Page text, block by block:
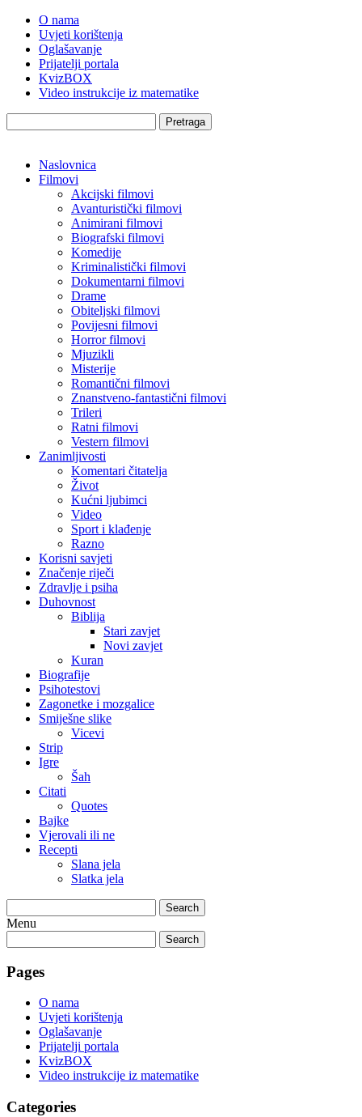
O nama
Uvjeti korištenja
Oglašavanje
Prijatelji portala
KvizBOX
Video instrukcije iz matematike
Pretraga
Naslovnica
Filmovi
Akcijski filmovi
Avanturistički filmovi
Animirani filmovi
Biografski filmovi
Komedije
Kriminalistički filmovi
Dokumentarni filmovi
Drame
Obiteljski filmovi
Povijesni filmovi
Horror filmovi
Mjuzikli
Misterije
Romantični filmovi
Znanstveno-fantastični filmovi
Trileri
Ratni filmovi
Vestern filmovi
Zanimljivosti
Komentari čitatelja
Život
Kućni ljubimci
Video
Sport i klađenje
Razno
Korisni savjeti
Značenje riječi
Zdravlje i psiha
Duhovnost
Biblija
Stari zavjet
Novi zavjet
Kuran
Biografije
Psihotestovi
Zagonetke i mozgalice
Smiješne slike
Vicevi
Strip
Igre
Šah
Citati
Quotes
Bajke
Vjerovali ili ne
Recepti
Slana jela
Slatka jela
Search
Menu
Search
Pages
O nama
Uvjeti korištenja
Oglašavanje
Prijatelji portala
KvizBOX
Video instrukcije iz matematike
Categories